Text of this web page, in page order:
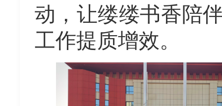
动，让缕缕书香陪
工作提质增效。